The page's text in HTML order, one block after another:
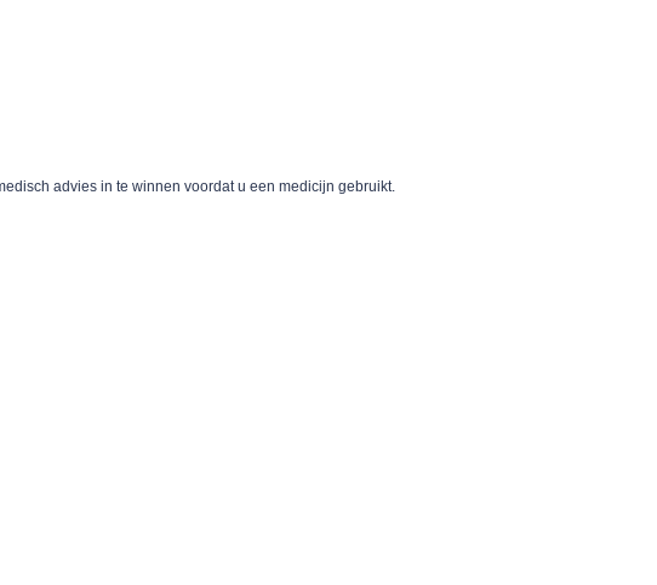
advies in te winnen voordat u een medicijn gebruikt.